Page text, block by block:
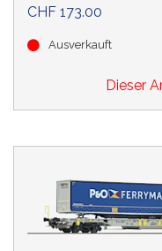
CHF 173.00
Ausverkauft
Dieser